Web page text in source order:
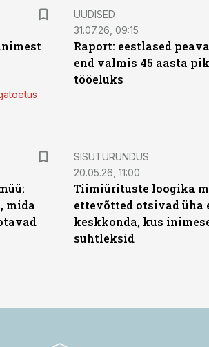
UUDISED
31.07.26, 09:15
Raport: eestlased
end valmis 45 aasta
tööeluks
mida
ST
SISUTURUNDUS
20.05.26, 11:00
Tiimiürituste loogika
ettevõtted otsivad üha
keskkonda, kus
suhtleksid